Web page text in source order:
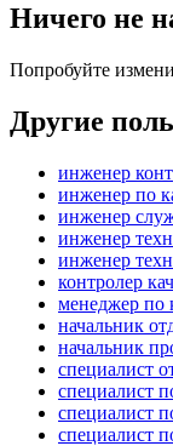
Ничего не
Попробуйте
Другие
инженер
инженер по
инженер
инженер
инженер
контролер
менеджер по
начальник
начальник
специалист
специалист
специалист
специалист